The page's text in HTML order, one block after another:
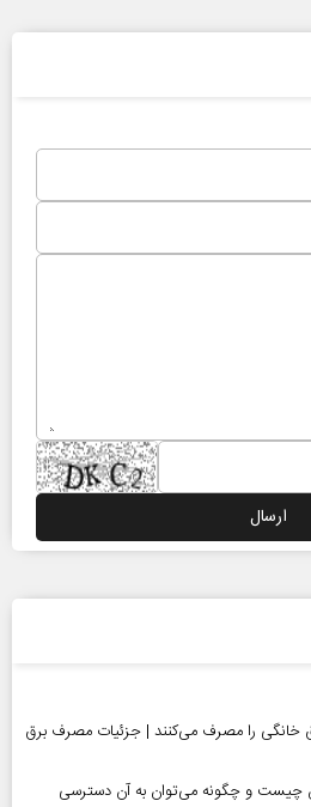
۱۰ درصد برق خانگی را مصرف می‌کنند | جزئیات مصرف برق
و چگونه می‌توان به آن دسترسی